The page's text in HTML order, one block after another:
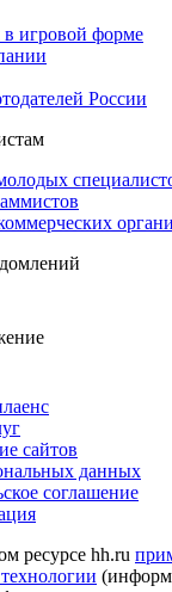
игровой форме
России
сайтов
данных
соглашение
ресурсе hh.ru